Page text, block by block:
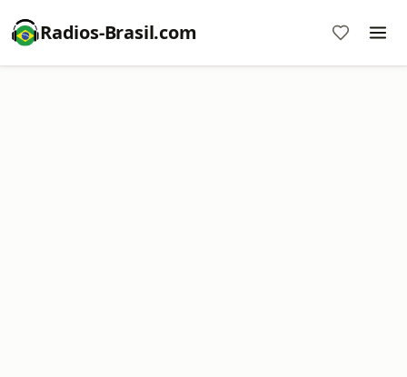
Radios-Brasil.com